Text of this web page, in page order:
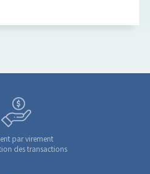
par virement
des transactions